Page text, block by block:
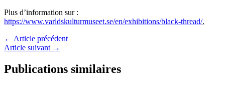
Plus d’information sur :
https://www.varldskulturmuseet.se/en/exhibitions/black-thread/.
← Article précédent
Article suivant →
Publications similaires